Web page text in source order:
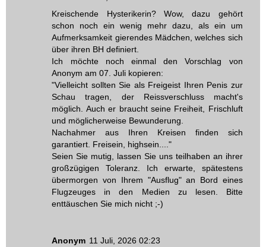
Kreischende Hysterikerin? Wow, dazu gehört
schon noch ein wenig mehr dazu, als ein um
Aufmerksamkeit gierendes Mädchen, welches sich
über ihren BH definiert.
Ich möchte noch einmal den Vorschlag von
Anonym am 07. Juli kopieren:
"Vielleicht sollten Sie als Freigeist Ihren Penis zur
Schau tragen, der Reissverschluss macht's
möglich. Auch er braucht seine Freiheit, Frischluft
und möglicherweise Bewunderung.
Nachahmer aus Ihren Kreisen finden sich
garantiert. Freisein, highsein...."
Seien Sie mutig, lassen Sie uns teilhaben an ihrer
großzügigen Toleranz. Ich erwarte, spätestens
übermorgen von Ihrem "Ausflug" an Bord eines
Flugzeuges in den Medien zu lesen. Bitte
enttäuschen Sie mich nicht ;-)
Anonym 11 Juli, 2026 02:23